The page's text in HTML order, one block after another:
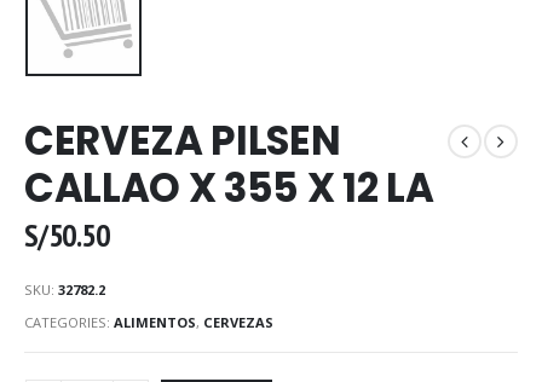
CERVEZA PILSEN
CALLAO X 355 X 12 LA
S/50.50
SKU: 32782.2
CATEGORIES: ALIMENTOS, CERVEZAS